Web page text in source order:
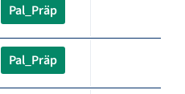
Pal_Präp
Pal_Präp